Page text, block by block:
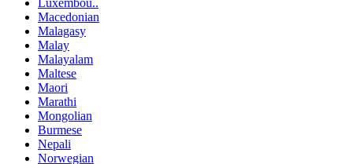
Luxembou..
Macedonian
Malagasy
Malay
Malayalam
Maltese
Maori
Marathi
Mongolian
Burmese
Nepali
Norwegian